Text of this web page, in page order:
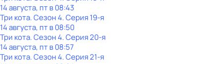
14 августа, пт в 08:43
Три кота. Сезон 4. Серия 19-я
14 августа, пт в 08:50
Три кота. Сезон 4. Серия 20-я
14 августа, пт в 08:57
Три кота. Сезон 4. Серия 21-я